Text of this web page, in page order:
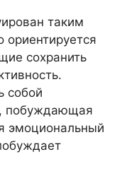
таким
сохранить
собой
побуждающая
эмоциональный